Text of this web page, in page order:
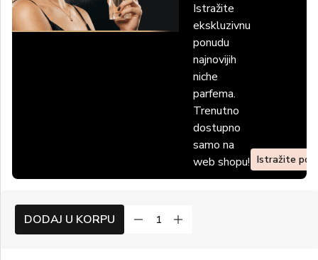
Istražite
ekskluzivnu
ponudu
najnovijih
niche
parfema.
Trenutno
dostupno
samo na
web shopu! Istražite
DODAJ U KORPU